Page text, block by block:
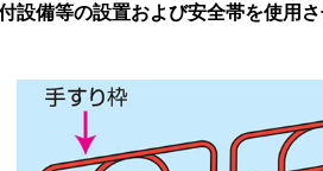
設備等の設置および安全帯を使用